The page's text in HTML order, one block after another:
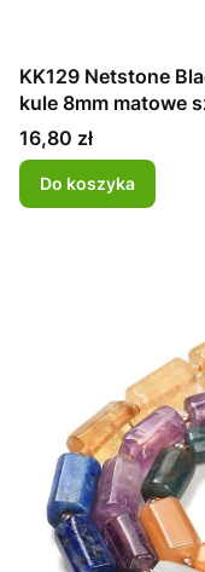
KK129 Netstone
kule 8mm matowe
Cena
16,80 zł
Do koszyka